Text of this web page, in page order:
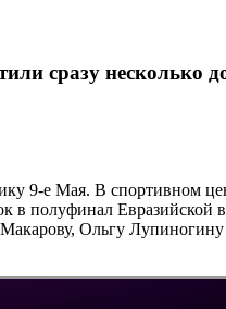
сразу несколько
9-е Мая. В спортивном
в полуфинал
Ольгу